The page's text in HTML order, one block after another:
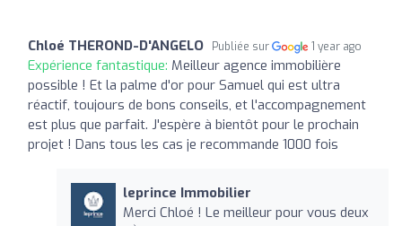
Chloé THEROND-D'ANGELO Publiée sur 1 year ago
Expérience fantastique: Meilleur agence immobilière
possible ! Et la palme d'or pour Samuel qui est ultra
réactif, toujours de bons conseils, et l'accompagnement
est plus que parfait. J'espère à bientôt pour le prochain
projet ! Dans tous les cas je recommande 1000 fois
leprince Immobilier
Merci Chloé ! Le meilleur pour vous deux